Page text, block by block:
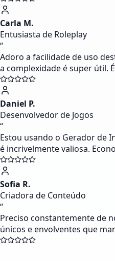
Carla M.
Entusiasta de Roleplay
“
Adoro a facilidade de uso
a complexidade é super útil.
Daniel P.
Desenvolvedor de Jogos
“
Estou usando o Gerador de
é incrivelmente valiosa.
Sofia R.
Criadora de Conteúdo
“
Preciso constantemente de
únicos e envolventes que